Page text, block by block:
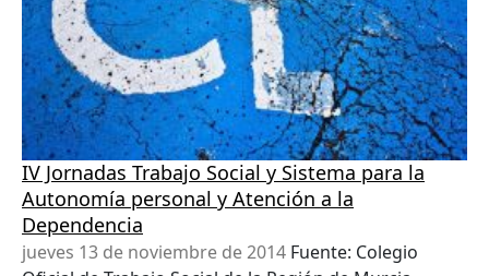
IV Jornadas Trabajo Social y Sistema para la
Autonomía personal y Atención a la
Dependencia
jueves 13 de noviembre de 2014 Fuente: Colegio